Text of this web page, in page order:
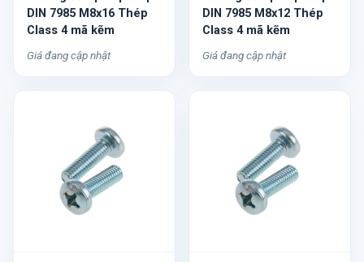
DIN 7985 M8x16 Thép
Class 4 mã kẽm
Giá đang cập nhật
DIN 7985 M8x12 Thép
Class 4 mã kẽm
Giá đang cập nhật